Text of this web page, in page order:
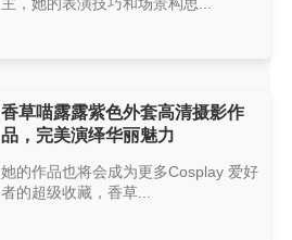
香草喵露露紫色外套高清摄影作
品，完美演绎华丽魅力
她的作品也将会成为更多Cosplay 爱好
者的超级收藏，香草...